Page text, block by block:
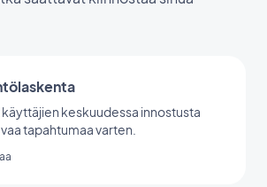
käyttäjien keskuudessa innostusta
tapahtumaa varten.